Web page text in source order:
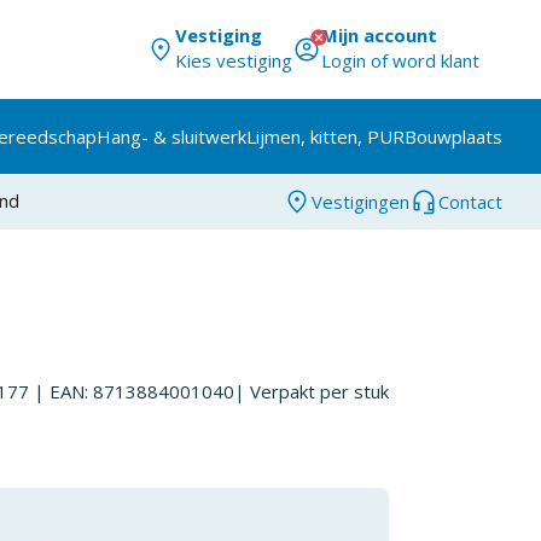
Vestiging
Kies vestiging
Mijn account
Login of word klant
Hang- & sluitwerkLijmen, kitten, PURBouwplaats
Vestigingen Contact
| EAN: 8713884001040 | Verpakt per stuk